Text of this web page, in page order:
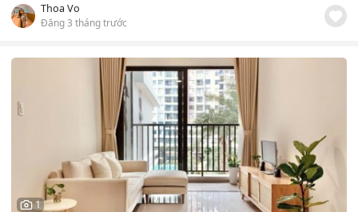
Thoa Vo
Đăng 3 tháng trước
1